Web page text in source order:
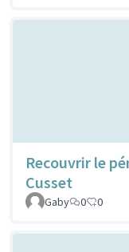
Recouvrir le
Cusset
Gaby 0 0